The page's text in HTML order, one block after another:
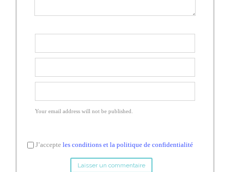
Your email address will not be published.
J’accepte les conditions et la politique de confidentialité